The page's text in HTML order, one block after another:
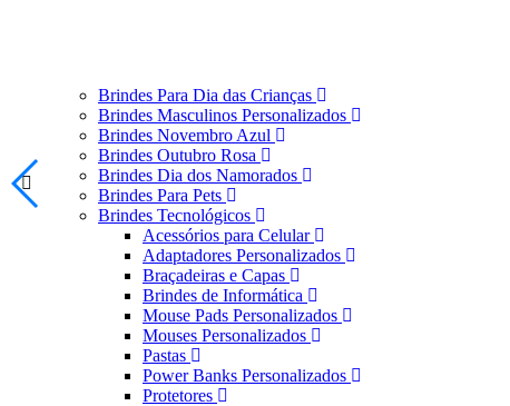
Brindes Para Dia das Crianças
Brindes Masculinos Personalizados
Brindes Novembro Azul
Brindes Outubro Rosa
Brindes Dia dos Namorados
Brindes Para Pets
Brindes Tecnológicos
Acessórios para Celular
Adaptadores Personalizados
Braçadeiras e Capas
Brindes de Informática
Mouse Pads Personalizados
Mouses Personalizados
Pastas
Power Banks Personalizados
Protetores